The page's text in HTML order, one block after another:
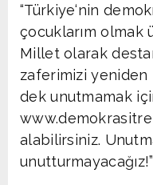
“Türkiye‘nin
çocuklarım olmak
Millet olarak
zaferimizi yeniden
dek unutmamak
alabilirsiniz.